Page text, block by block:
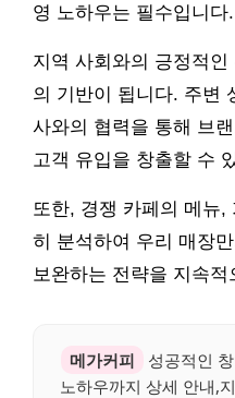
영 노하우는 필수입니다.
지역 사회와의 긍정적
의 기반이 됩니다. 주변
사와의 협력을 통해 브
고객 유입을 창출할 수
또한, 경쟁 카페의 메뉴,
히 분석하여 우리 매장
보완하는 전략을 지속
메가커피
성공적인
노하우까지 상세 안내,